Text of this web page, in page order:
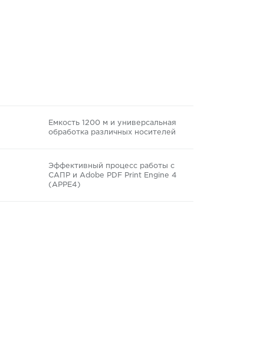
Емкость 1200 м и универсальная
обработка различных носителей
Эффективный процесс работы с
САПР и Adobe PDF Print Engine 4
(APPE4)